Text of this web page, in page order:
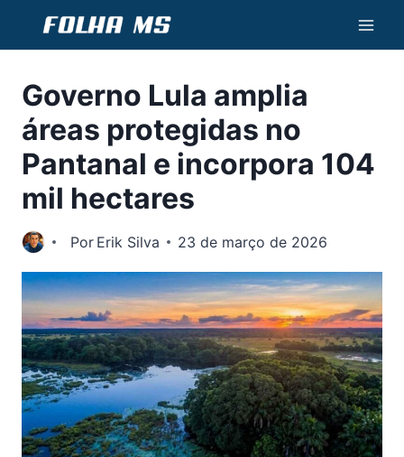
Conteúdo
Governo Lula amplia
áreas protegidas no
Pantanal e incorpora 104
mil hectares
Por Erik Silva 23 de março de 2026